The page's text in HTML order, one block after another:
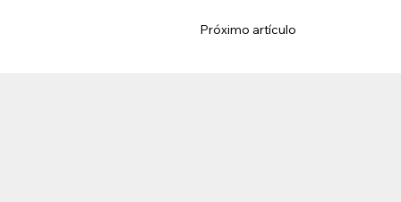
Próximo artículo